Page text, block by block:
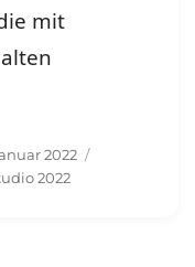
mit
2022
2022